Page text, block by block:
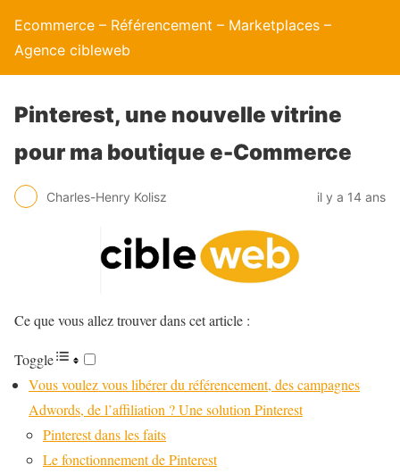
Ecommerce – Référencement – Marketplaces –
Agence cibleweb
Pinterest, une nouvelle vitrine
pour ma boutique e-Commerce
Charles-Henry Kolisz il y a 14 ans
Ce que vous allez trouver dans cet article :
Toggle
Vous voulez vous libérer du référencement, des campagnes
Adwords, de l’affiliation ? Une solution Pinterest
Pinterest dans les faits
Le fonctionnement de Pinterest